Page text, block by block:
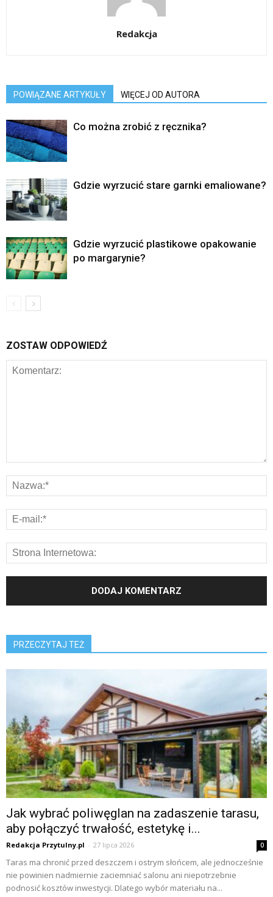
Redakcja
POWIĄZANE ARTYKUŁY WIĘCEJ OD AUTORA
Co można zrobić z ręcznika?
Gdzie wyrzucić stare garnki emaliowane?
Gdzie wyrzucić plastikowe opakowanie
po margarynie?
ZOSTAW ODPOWIEDŹ
PRZECZYTAJ TEŻ
Jak wybrać poliwęglan na zadaszenie tarasu,
aby połączyć trwałość, estetykę i...
Redakcja Przytulny.pl - 27 lipca 2026 0
Taras ma chronić przed deszczem i ostrym słońcem, ale jednocześnie
nie powinien nadmiernie zaciemniać salonu ani niepotrzebnie
podnosić kosztów inwestycji. Dlatego wybór materiału na...